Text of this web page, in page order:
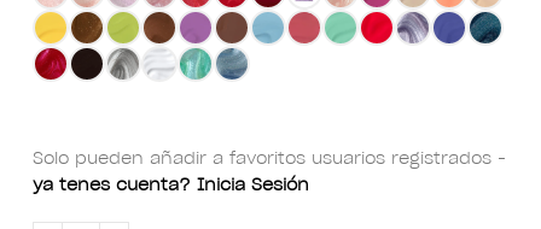
Solo pueden añadir a favoritos usuarios registrados -
ya tenes cuenta? Inicia Sesión